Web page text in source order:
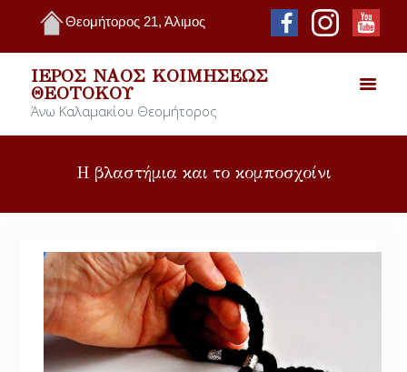
Θεομήτορος 21, Άλιμος
ΙΕΡΌΣ ΝΑΌΣ ΚΟΙΜΉΣΕΩΣ
ΘΕΟΤΌΚΟΥ
Άνω Καλαμακίου Θεομήτορος
Η βλαστήμια και το κομποσχοίνι